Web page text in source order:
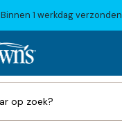
Binnen 1 werkdag verzonden